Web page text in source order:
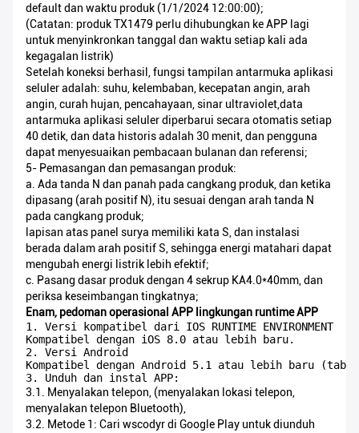
default dan waktu produk (1/1/2024 12:00:00);
(Catatan: produk TX1479 perlu dihubungkan ke APP lagi
untuk menyinkronkan tanggal dan waktu setiap kali ada
kegagalan listrik)
Setelah koneksi berhasil, fungsi tampilan antarmuka aplikasi
seluler adalah: suhu, kelembaban, kecepatan angin, arah
angin, curah hujan, pencahayaan, sinar ultraviolet,data
antarmuka aplikasi seluler diperbarui secara otomatis setiap
40 detik, dan data historis adalah 30 menit, dan pengguna
dapat menyesuaikan pembacaan bulanan dan referensi;
5- Pemasangan dan pemasangan produk:
a. Ada tanda N dan panah pada cangkang produk, dan ketika
dipasang (arah positif N), itu sesuai dengan arah tanda N
pada cangkang produk;
lapisan atas panel surya memiliki kata S, dan instalasi
berada dalam arah positif S, sehingga energi matahari dapat
mengubah energi listrik lebih efektif;
c. Pasang dasar produk dengan 4 sekrup KA4.0*40mm, dan
periksa keseimbangan tingkatnya;
Enam, pedoman operasional APP lingkungan runtime APP
1. Versi kompatibel dari IOS RUNTIME ENVIRONMENT
Kompatibel dengan iOS 8.0 atau lebih baru.
2. Versi Android
Kompatibel dengan Android 5.1 atau lebih baru
3. Unduh dan instal APP:
3.1. Menyalakan telepon, (menyalakan lokasi telepon,
menyalakan telepon Bluetooth),
3.2. Metode 1: Cari wscodyr di Google Play untuk diunduh